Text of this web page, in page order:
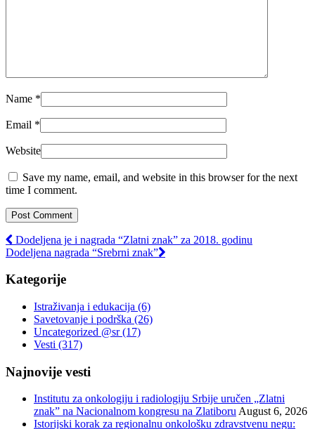
Name *
Email *
Website
Save my name, email, and website in this browser for the next
time I comment.
Dodeljena je i nagrada “Zlatni znak” za 2018. godinu
Dodeljena nagrada “Srebrni znak”
Kategorije
Istraživanja i edukacija (6)
Savetovanje i podrška (26)
Uncategorized @sr(17)
Vesti (317)
Najnovije vesti
Institutu za onkologiju i radiologiju Srbije uručen „Zlatni
znak” na Nacionalnom kongresu na ZlatiboruAugust 6, 2026
Istorijski korak za regionalnu onkološku zdravstvenu negu: